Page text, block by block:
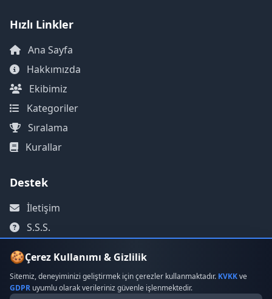
Hızlı Linkler
Ana Sayfa
Hakkımızda
Ekibimiz
Kategoriler
Sıralama
Kurallar
Destek
İletişim
S.S.S.
Kullanım Şartları
🍪Çerez Kullanımı & Gizlilik
Sitemiz, deneyiminizi geliştirmek için çerezler kullanmaktadır. KVKKve
GDPR uyumlu olarak verileriniz güvenle işlenmektedir.